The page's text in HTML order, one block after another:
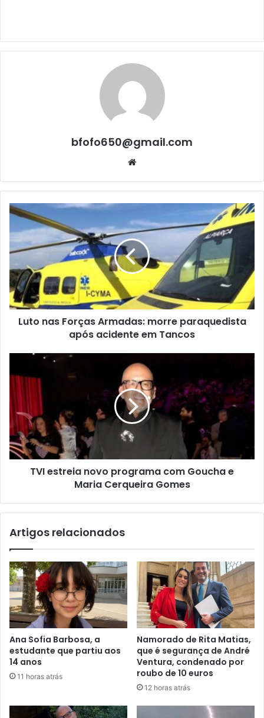
bfofo650@gmail.com
Website
Luto nas Forças Armadas: morre paraquedista
após acidente em Tancos
TVI estreia novo programa com Goucha e
Maria Cerqueira Gomes
Artigos relacionados
Ana Sofia Barbosa, a
estudante que partiu aos
14 anos
11 horas atrás
Namorado de Rita Matias,
que é segurança de André
Ventura, condenado por
roubo de 10 euros
12 horas atrás